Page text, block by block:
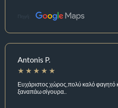
Πηγή:
Antonis P.
Ευχάριστος χώρος,πολύ καλό
ξαναπάω σίγουρα..